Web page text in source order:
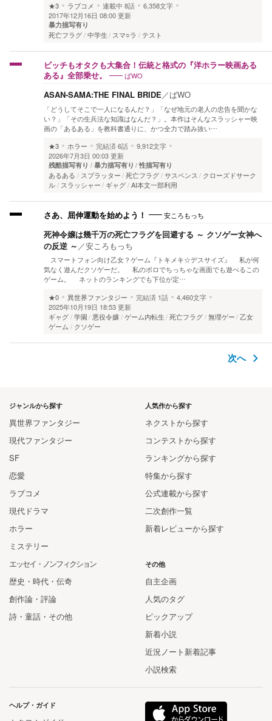
★3
ラブコメ 連載中 8話
6,358文字
2017年12月16日 08:00 更新
暴力描写有り
死亡フラグ 中学生 スマ○ラ テスト
ビッチもオタクも大集合！伝統と格式の『洋ホラー映画ある
ある』全部乗せ。
ばWO
ASAN-SAMA:THE FINAL BRIDE／ばWO
「どうしてそこで一人になるんだ？」「なぜ地元の老人の忠告を聞かな
い？」「その生兵法な知識はなんだ？」。本作はそんなスラッシャー映
画の「あるある」を教科書通りに、かつ全力で踏み抜い…
★3
ホラー 完結済6話
9,912文字
2026年7月3日 00:03 更新
残酷描写有り 暴力描写有り 性描写有り
あるある スプラッター 死亡フラグ サスペンス
クローズドサーク
ル
スラッシャー ギャグ AI本文一部利用
さあ、屈伸運動を始めよう！ 安ころもっち
死神令嬢は幾千万の死亡フラグを回避する ～ クソゲー女神へ
の反逆 ～ ／安ころもっち
スマートフォン向け乙女？ゲーム『トキメキ☆デスサイズ』 私が何
気なく遊んだクソゲーだ。 私のボロでちっちゃな画面でも遊べるこの
ゲーム。 ネットのランキングでも下位が定…
★0
異世界ファンタジー 完結済 1話
4,460文字
2025年10月19日 18:53 更新
ギャグ 学園 悪役令嬢 ゲーム内転生 死亡フラグ 無理ゲー 乙女
ゲーム
クソゲー
次へ
人気作から探す
ネクストから探す
コンテストから探す
ランキングから探す
特集から探す
公式連載から探す
二次創作一覧
新着レビューから探す
ジャンルから探す
異世界ファンタジー
現代ファンタジー
SF
恋愛
ラブコメ
現代ドラマ
ホラー
ミステリー
エッセイ・ノンフィクション
歴史・時代・伝奇
創作論・評論
詩・童話・その他
その他
自主企画
人気のタグ
ピックアップ
新着小説
近況ノート新着記事
小説検索
ヘルプ・ガイド